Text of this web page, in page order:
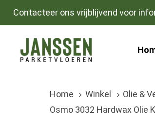
Skip
Skip
primary
navigation
Contacteer ons vrijblijvend voor
Home Winkel
Olie &
Osmo 3032 Hardwax Olie